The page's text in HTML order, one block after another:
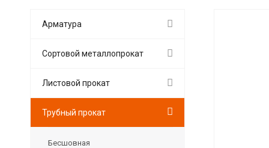
Арматура
Сортовой металлопрокат
Листовой прокат
Трубный прокат
Бесшовная